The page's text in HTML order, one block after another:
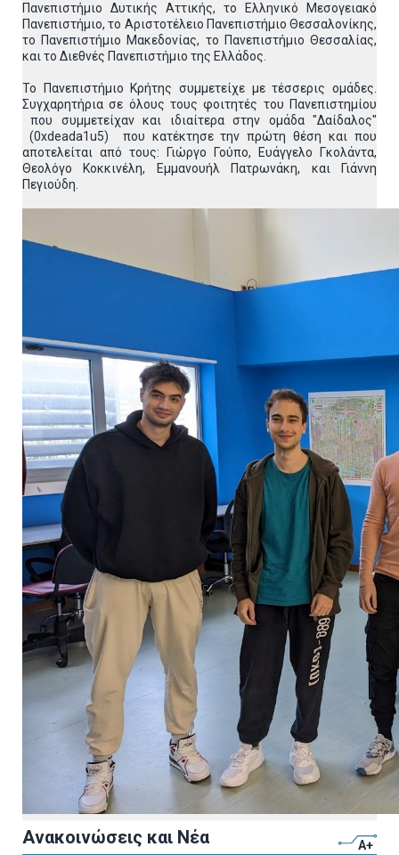
Πανεπιστήμιο Δυτικής Αττικής, το Ελληνικό Μεσογειακό
Πανεπιστήμιο, το Αριστοτέλειο Πανεπιστήμιο Θεσσαλονίκης,
το Πανεπιστήμιο Μακεδονίας, το Πανεπιστήμιο Θεσσαλίας,
και το Διεθνές Πανεπιστήμιο της Ελλάδος.
Το Πανεπιστήμιο Κρήτης συμμετείχε με τέσσερις ομάδες.
Συγχαρητήρια σε όλους τους φοιτητές του Πανεπιστημίου
που συμμετείχαν και ιδιαίτερα στην ομάδα "Δαίδαλος"
(0xdeada1u5) που κατέκτησε την πρώτη θέση και που
αποτελείται από τους: Γιώργο Γούπο, Ευάγγελο Γκολάντα,
Θεολόγο Κοκκινέλη, Εμμανουήλ Πατρωνάκη, και Γιάννη
Πεγιούδη.
Ανακοινώσεις και Νέα
A+